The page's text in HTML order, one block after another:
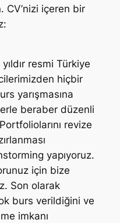
CV’nizi içeren bir
resmi Türkiye
hiçbir
yarışmasına
beraber düzenli
revize
yapıyoruz.
için bize
Son olarak
burs verildiğini ve
imkanı